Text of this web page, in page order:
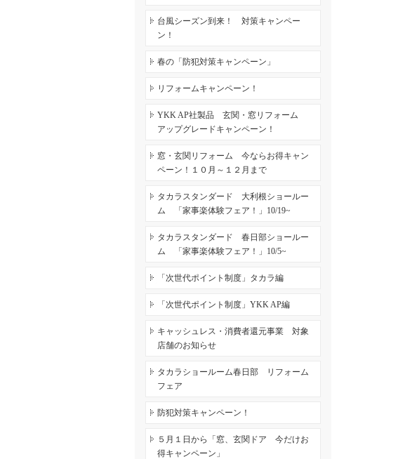
台風シーズン到来！ 対策キャンペー
ン！
春の「防犯対策キャンペーン」
リフォームキャンペーン！
YKK AP社製品 玄関・窓リフォーム
アップグレードキャンペーン！
窓・玄関リフォーム 今ならお得キャン
ペーン！１０月～１２月まで
タカラスタンダード 大利根ショールー
ム 「家事楽体験フェア！」10/19~
タカラスタンダード 春日部ショールー
ム 「家事楽体験フェア！」10/5~
「次世代ポイント制度」タカラ編
「次世代ポイント制度」YKK AP編
キャッシュレス・消費者還元事業 対象
店舗のお知らせ
タカラショールーム春日部 リフォーム
フェア
防犯対策キャンペーン！
５月１日から「窓、玄関ドア 今だけお
得キャンペーン」